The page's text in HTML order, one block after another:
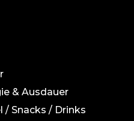
& Ausdauer
/ Snacks / Drinks